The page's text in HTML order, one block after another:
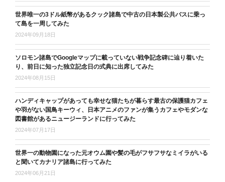
世界唯一の3ドル紙幣があるクック諸島で中古の日本製公共バスに乗っ
て島を一周してみた
2024年09月18日
ソロモン諸島でGoogleマップに載っていない戦争記念碑に辿り着いた
り、前日に知った独立記念日の式典に出席してみた
2024年08月15日
ハンディキャップがあっても幸せな猫たちが暮らす最古の保護猫カフェ
や羽がない国鳥キーウィ、日本アニメのファンが集うカフェやモダンな
図書館があるニュージーランドに行ってみた
2024年07月17日
世界一の動物園になった元オウム園や髪の毛がフサフサなミイラがいる
と聞いてカナリア諸島に行ってみた
2024年06月21日